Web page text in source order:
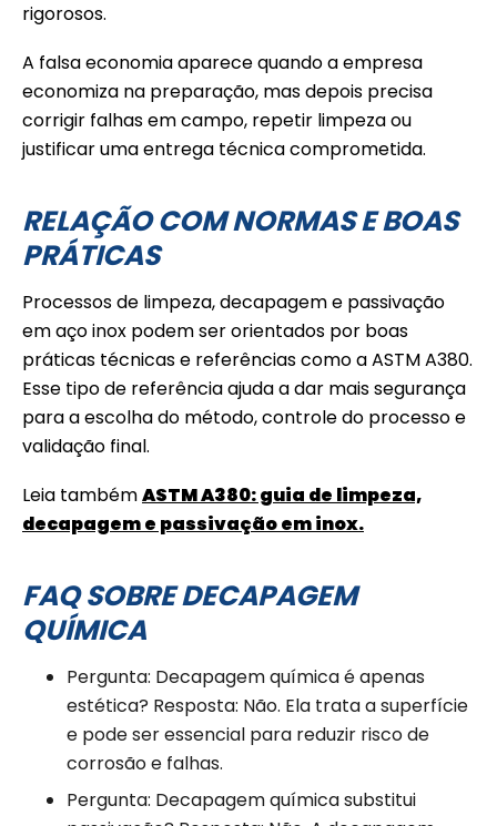
rigorosos.
A falsa economia aparece quando a empresa
economiza na preparação, mas depois precisa
corrigir falhas em campo, repetir limpeza ou
justificar uma entrega técnica comprometida.
RELAÇÃO COM NORMAS E BOAS
PRÁTICAS
Processos de limpeza, decapagem e passivação
em aço inox podem ser orientados por boas
práticas técnicas e referências como a ASTM A380.
Esse tipo de referência ajuda a dar mais segurança
para a escolha do método, controle do processo e
validação final.
Leia tambémASTM A380: guia de limpeza,
decapagem e passivação em inox.
FAQ SOBRE DECAPAGEM
QUÍMICA
Pergunta: Decapagem química é apenas
estética? Resposta: Não. Ela trata a superfície
e pode ser essencial para reduzir risco de
corrosão e falhas.
Pergunta: Decapagem química substitui